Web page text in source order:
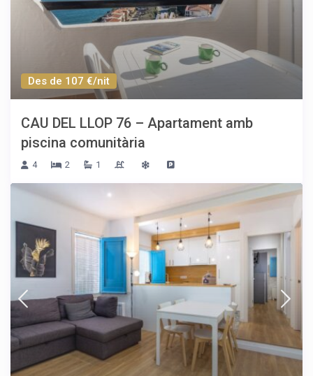
Des de 107 €/nit
CAU DEL LLOP 76 – Apartament amb
piscina comunitària
4 2 1